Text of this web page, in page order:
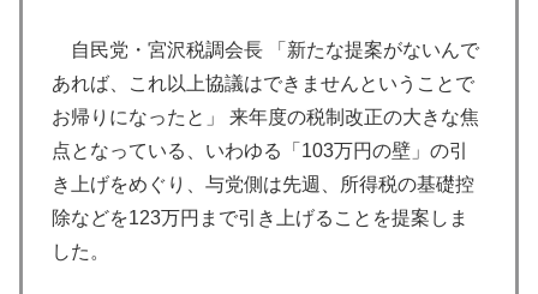
自民党・宮沢税調会長 「新たな提案がないんで
あれば、これ以上協議はできませんということで
お帰りになったと」 来年度の税制改正の大きな焦
点となっている、いわゆる「103万円の壁」の引
き上げをめぐり、与党側は先週、所得税の基礎控
除などを123万円まで引き上げることを提案しま
した。